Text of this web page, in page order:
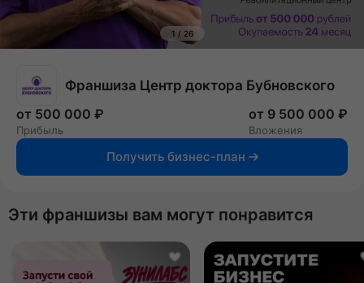
1 / 26
Франшиза Центр доктора Бубновского
от 500 000 ₽
Прибыль
от 9 500 000 ₽
Вложения
Получить бизнес-план
Эти франшизы вам могут понравится